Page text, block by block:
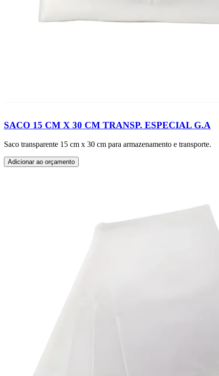
SACO 15 CM X 30 CM TRANSP. ESPECIAL G.A
Saco transparente 15 cm x 30 cm para armazenamento e transporte.
Adicionar ao orçamento